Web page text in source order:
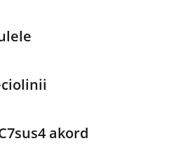
akord